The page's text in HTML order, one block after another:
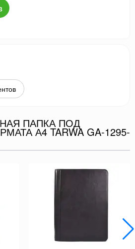
ПАПКА ПОД
А4 TARWA GA-1295-